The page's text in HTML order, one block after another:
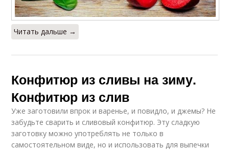
Читать дальше →
Конфитюр из сливы на зиму.
Конфитюр из слив
Уже заготовили впрок и варенье, и повидло, и джемы? Не
забудьте сварить и сливовый конфитюр. Эту сладкую
заготовку можно употреблять не только в
самостоятельном виде, но и использовать для выпечки